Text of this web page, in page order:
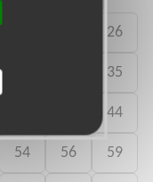
26
35
44
54 56 59